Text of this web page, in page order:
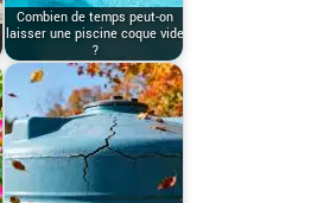
Combien de temps peut-on
laisser une piscine coque vide
?